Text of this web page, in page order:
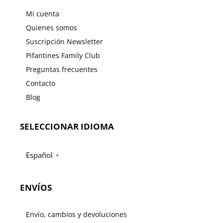
Mi cuenta
Quienes somos
Suscripción Newsletter
Pifantines Family Club
Preguntas frecuentes
Contacto
Blog
SELECCIONAR IDIOMA
Español ▼
ENVÍOS
Envío, cambios y devoluciones